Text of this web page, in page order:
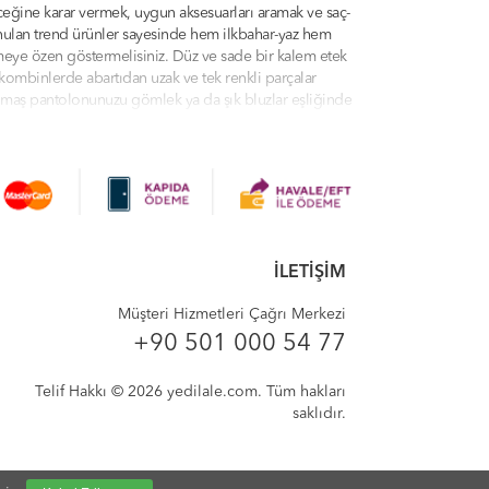
karar vermek, uygun aksesuarları aramak ve saç-
trend ürünler sayesinde hem ilkbahar-yaz hem
özen göstermelisiniz. Düz ve sade bir kalem etek
abartıdan uzak ve tek renkli parçalar
pantolonunuzu gömlek ya da şık bluzlar eşliğinde
kategorilerinde sunulan ürünler arasından
profesyonel müşteri hizmetleri, indirim teklifleri ve
verici kıyafetleri biraz aksesuarla süsleyin! Bütün
deneyiminizi sorunsuz ve eğlenceli bir hale
İLETİŞİM
Müşteri Hizmetleri Çağrı Merkezi
+90 501 000 54 77
Telif Hakkı © 2026 yedilale.com. Tüm hakları
saklıdır.